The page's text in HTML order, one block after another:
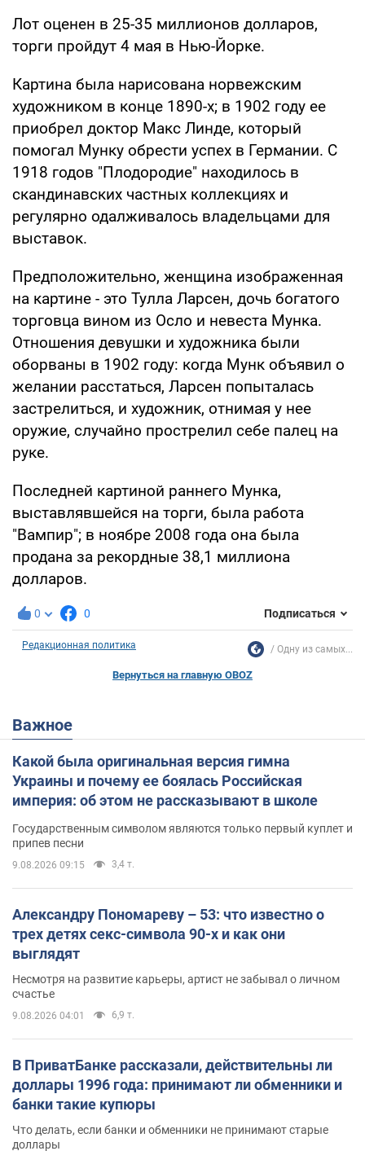
Лот оценен в 25-35 миллионов долларов,
торги пройдут 4 мая в Нью-Йорке.
Картина была нарисована норвежским
художником в конце 1890-х; в 1902 году ее
приобрел доктор Макс Линде, который
помогал Мунку обрести успех в Германии. С
1918 годов "Плодородие" находилось в
скандинавских частных коллекциях и
регулярно одалживалось владельцами для
выставок.
Предположительно, женщина изображенная
на картине - это Тулла Ларсен, дочь богатого
торговца вином из Осло и невеста Мунка.
Отношения девушки и художника были
оборваны в 1902 году: когда Мунк объявил о
желании расстаться, Ларсен попыталась
застрелиться, и художник, отнимая у нее
оружие, случайно прострелил себе палец на
руке.
Последней картиной раннего Мунка,
выставлявшейся на торги, была работа
"Вампир"; в ноябре 2008 года она была
продана за рекордные 38,1 миллиона
долларов.
0 0 Подписаться
Редакционная политика Одну из самых...
Вернуться на главную OBOZ
Важное
Какой была оригинальная версия гимна
Украины и почему ее боялась Российская
империя: об этом не рассказывают в школе
Государственным символом являются только первый куплет и
припев песни
9.08.2026 09:15 3,4 т.
Александру Пономареву – 53: что известно о
трех детях секс-символа 90-х и как они
выглядят
Несмотря на развитие карьеры, артист не забывал о личном
счастье
9.08.2026 04:01 6,9 т.
В ПриватБанке рассказали, действительны ли
доллары 1996 года: принимают ли обменники и
банки такие купюры
Что делать, если банки и обменники не принимают старые
доллары